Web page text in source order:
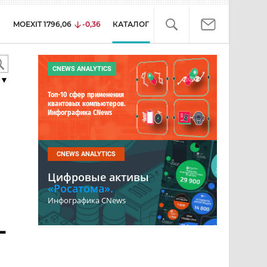
MOEXIT 1796,06 -0,36 КАТАЛОГ
CNEWS ANALYTICS
Топ-10 сфер применения
квантовых компьютеров.
Инфографика CNews
CNEWS ANALYTICS
Цифровые активы
«Росатома».
Инфографика CNews